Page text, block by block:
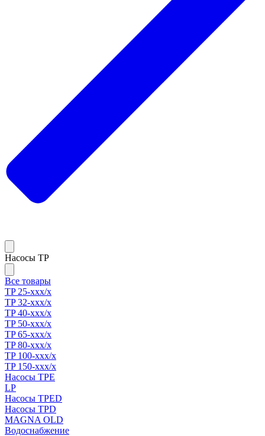
Насосы TP
Все товары
TP 25-xxx/x
TP 32-xxx/x
TP 40-xxx/x
TP 50-xxx/x
TP 65-xxx/x
TP 80-xxx/x
TP 100-xxx/x
TP 150-xxx/x
Насосы TPE
LP
Насосы TPED
Насосы TPD
MAGNA OLD
Водоснабжение